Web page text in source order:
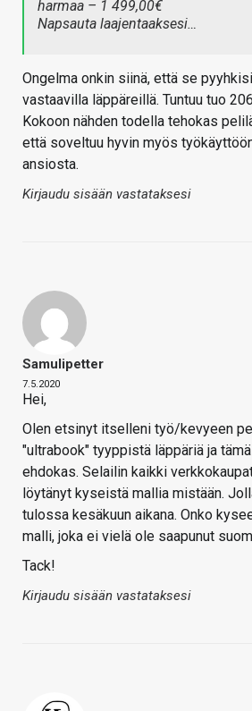
harmaa – 1 499,00€
Napsauta laajentaaksesi…
Ongelma onkin siinä, että se
vastaavilla läppäreillä. Tuntuu tuo
Kokoon nähden todella tehokas
että soveltuu hyvin myös
ansiosta.
Kirjaudu sisään vastataksesi
Samulipetter
7.5.2020
Hei,
Olen etsinyt itselleni työ/kevyeen
"ultrabook" tyyppistä läppäriä ja
ehdokas. Selailin kaikki
löytänyt kyseistä mallia mistään.
tulossa kesäkuun aikana. Onko
malli, joka ei vielä ole saapunut
Tack!
Kirjaudu sisään vastataksesi